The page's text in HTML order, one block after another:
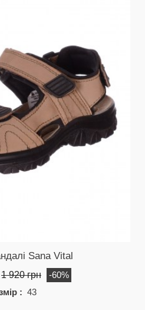
Sana Vital
1 920 грн
-60%
: 43